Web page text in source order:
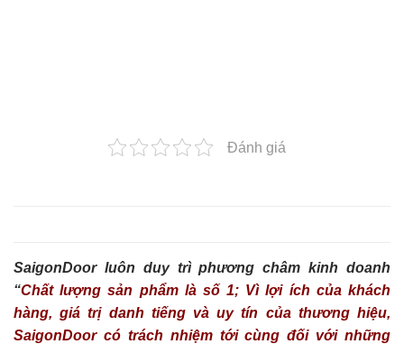
Đánh giá
SaigonDoor luôn duy trì phương châm kinh doanh
“Chất lượng sản phẩm là số 1; Vì lợi ích của khách
hàng, giá trị danh tiếng và uy tín của thương hiệu,
SaigonDoor có trách nhiệm tới cùng đối với những